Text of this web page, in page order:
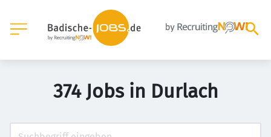
374 Jobs in Durlach